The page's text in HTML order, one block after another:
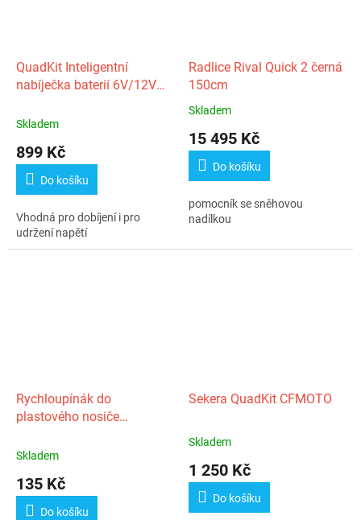
QuadKit Inteligentní
nabíječka baterií 6V/12V
Skladem
899 Kč
Do košíku
Vhodná pro dobíjení i pro
udržení napětí
Radlice Rival Quick 2 černá
150cm
Průměrné
produktu
5,0
5
hvězdiček.
Skladem
15 495 Kč
Do košíku
pomocník se sněhovou
nadílkou
Rychloupínák do
plastového nosiče
Skladem
135 Kč
Do košíku
Sekera QuadKit CFMOTO
Průměrné
produktu
5,0
Skladem
1 250 Kč
Do košíku